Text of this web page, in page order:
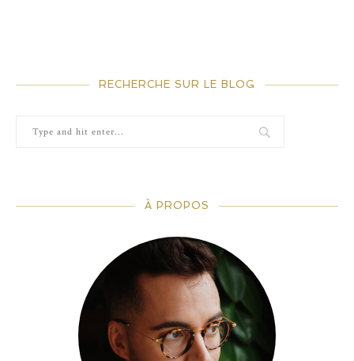
RECHERCHE SUR LE BLOG
À PROPOS